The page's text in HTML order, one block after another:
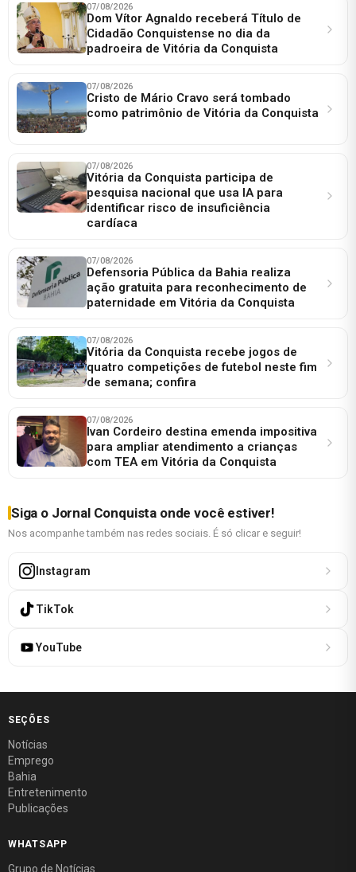
07/08/2026
Dom Vítor Agnaldo receberá Título de
Cidadão Conquistense no dia da
padroeira de Vitória da Conquista
07/08/2026
Cristo de Mário Cravo será tombado
como patrimônio de Vitória da Conquista
07/08/2026
Vitória da Conquista participa de
pesquisa nacional que usa IA para
identificar risco de insuficiência
cardíaca
07/08/2026
Defensoria Pública da Bahia realiza
ação gratuita para reconhecimento de
paternidade em Vitória da Conquista
07/08/2026
Vitória da Conquista recebe jogos de
quatro competições de futebol neste fim
de semana; confira
07/08/2026
Ivan Cordeiro destina emenda impositiva
para ampliar atendimento a crianças
com TEA em Vitória da Conquista
Siga o Jornal Conquista onde você estiver!
Nos acompanhe também nas redes sociais. É só clicar e seguir!
Instagram
TikTok
YouTube
SEÇÕES
Notícias
Emprego
Bahia
Entretenimento
Publicações
WHATSAPP
Grupo de Notícias